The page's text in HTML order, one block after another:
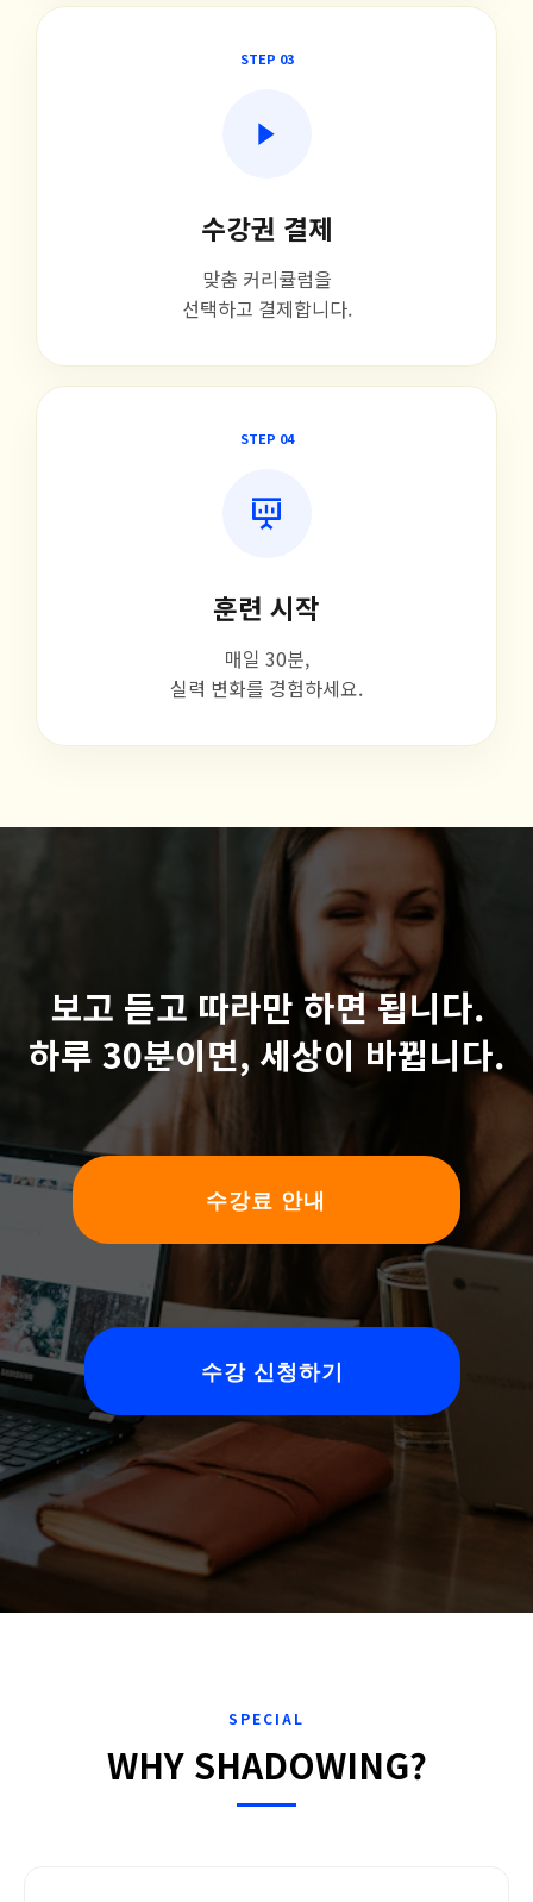
STEP 03
수강권 결제
맞춤 커리큘럼을
선택하고 결제합니다.
STEP 04
훈련 시작
매일 30분,
실력 변화를 경험하세요.
보고 듣고 따라만 하면 됩니다.
하루 30분이면, 세상이 바뀝니다.
수강료 안내
수강 신청하기
SPECIAL
WHY SHADOWING?